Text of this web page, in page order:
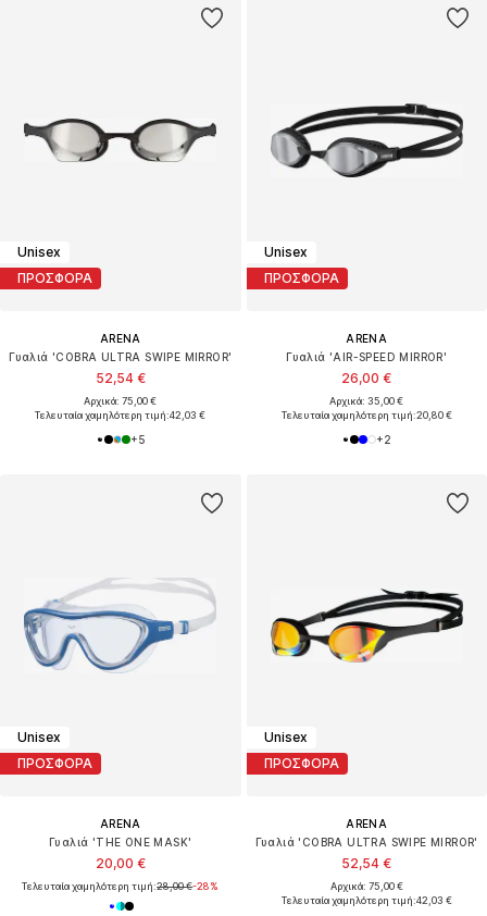
Unisex
ΠΡΟΣΦΟΡΑ
ARENA
Γυαλιά 'COBRA ULTRA SWIPE MIRROR'
52,54 €
Αρχικά: 75,00 €
Τελευταία χαμηλότερη τιμή:42,03 €
+5
Unisex
ΠΡΟΣΦΟΡΑ
ARENA
Γυαλιά 'AIR-SPEED MIRROR'
26,00 €
Αρχικά: 35,00 €
Τελευταία χαμηλότερη τιμή:20,80 €
+2
Unisex
ΠΡΟΣΦΟΡΑ
ARENA
Γυαλιά 'THE ONE MASK'
20,00 €
Τελευταία χαμηλότερη τιμή:28,00 €-28%
Unisex
ΠΡΟΣΦΟΡΑ
ARENA
Γυαλιά 'COBRA ULTRA SWIPE MIRROR'
52,54 €
Αρχικά: 75,00 €
Τελευταία χαμηλότερη τιμή:42,03 €